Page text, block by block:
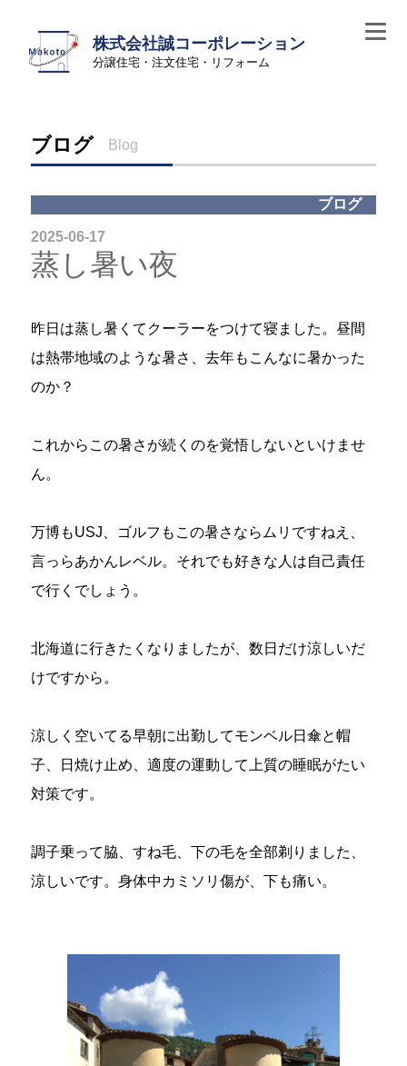
株式会社誠コーポレーション
分譲住宅・注文住宅・リフォーム
ブログ Blog
ブログ
2025-06-17
蒸し暑い夜
昨日は蒸し暑くてクーラーをつけて寝ました。昼間
は熱帯地域のような暑さ、去年もこんなに暑かった
のか？
これからこの暑さが続くのを覚悟しないといけませ
ん。
万博もUSJ、ゴルフもこの暑さならムリですねえ、
言っらあかんレベル。それでも好きな人は自己責任
で行くでしょう。
北海道に行きたくなりましたが、数日だけ涼しいだ
けですから。
涼しく空いてる早朝に出勤してモンベル日傘と帽
子、日焼け止め、適度の運動して上質の睡眠がたい
対策です。
調子乗って脇、すね毛、下の毛を全部剃りました、
涼しいです。身体中カミソリ傷が、下も痛い。